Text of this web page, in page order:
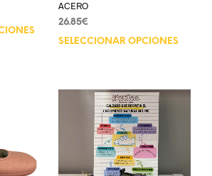
ACERO
26.85€
SELECCIONAR OPCIONES